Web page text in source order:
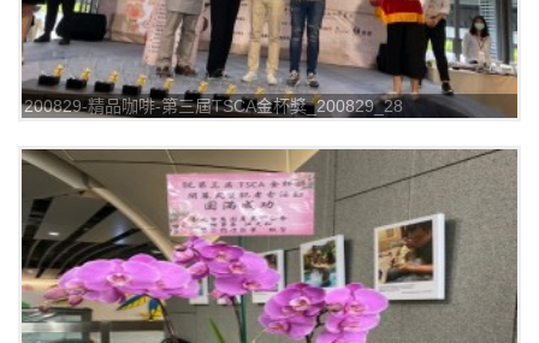
200829-精品咖啡-第三屆TSCA金杯獎_200829_28